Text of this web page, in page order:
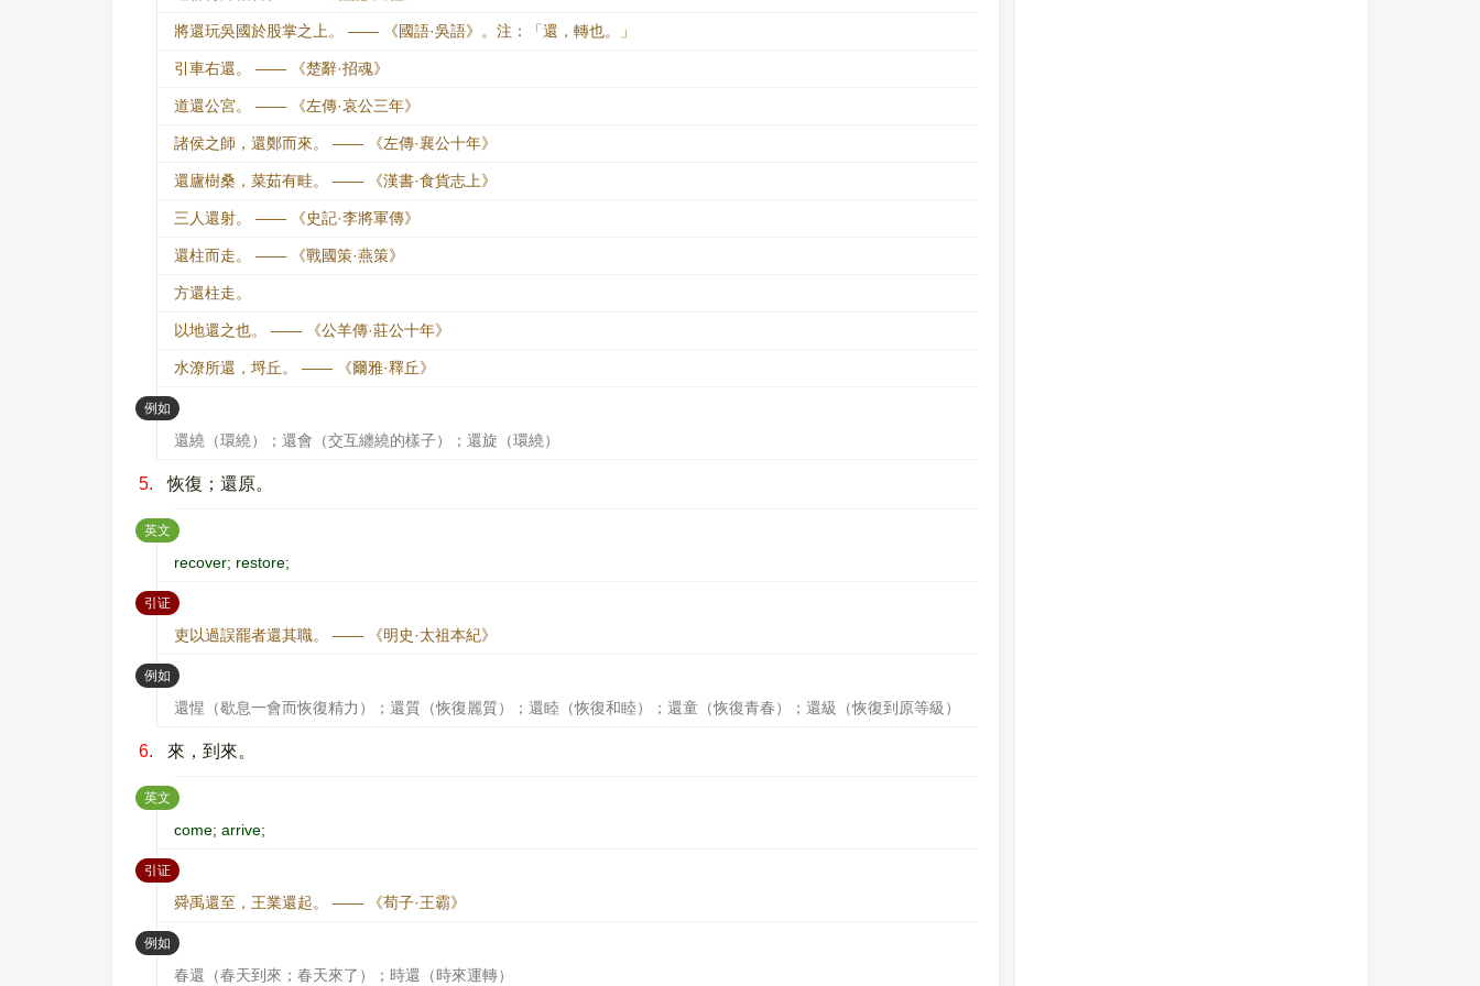
將還玩吳國於股掌之上。 —— 《國語·吳語》。注：「還，轉也。」
引車右還。 —— 《楚辭·招魂》
道還公宮。 —— 《左傳·哀公三年》
諸侯之師，還鄭而來。 —— 《左傳·襄公十年》
還廬樹桑，菜茹有畦。 —— 《漢書·食貨志上》
三人還射。 —— 《史記·李將軍傳》
還柱而走。 —— 《戰國策·燕策》
方還柱走。
以地還之也。 —— 《公羊傳·莊公十年》
水潦所還，埒丘。 —— 《爾雅·釋丘》
例如 ：
還繞（環繞）；還會（交互纏繞的樣子）；還旋（環繞）
5. 恢復；還原。
英文 ：
recover; restore;
引证：
吏以過誤罷者還其職。 —— 《明史·太祖本紀》
例如 ：
還惺（歇息一會而恢復精力）；還質（恢復麗質）；還睦（恢復和睦）；還童（恢復青春）；還級（恢復到原等級）
6. 來，到來。
英文 ：
come; arrive;
引证：
舜禹還至，王業還起。 —— 《荀子·王霸》
例如 ：
春還（春天到來；春天來了）；時還（時來運轉）